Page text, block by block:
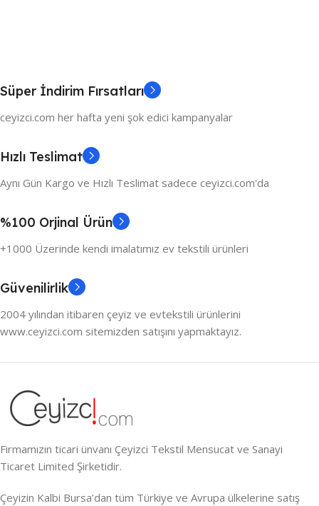
Süper İndirim Fırsatları
ceyizci.com her hafta yeni şok edici kampanyalar
Hızlı Teslimat
Aynı Gün Kargo ve Hızlı Teslimat sadece ceyizci.com'da
%100 Orjinal Ürün
+1000 Üzerinde kendi imalatımız ev tekstili ürünleri
Güvenilirlik
2004 yılından itibaren çeyiz ve evtekstili ürünlerini
www.ceyizci.com sitemizden satışını yapmaktayız.
Firmamızın ticari ünvanı Çeyizci Tekstil Mensucat ve Sanayi
Ticaret Limited Şirketidir.
Çeyizin Kalbi Bursa’dan tüm Türkiye ve Avrupa ülkelerine satış